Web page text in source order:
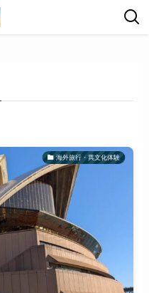
海外旅行・異文化体験